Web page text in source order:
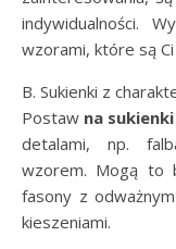
indywidualności.
wzorami, które są Ci
B. Sukienki z
Postaw na sukienki
detalami, np.
wzorem. Mogą to
fasony z
kieszeniami.